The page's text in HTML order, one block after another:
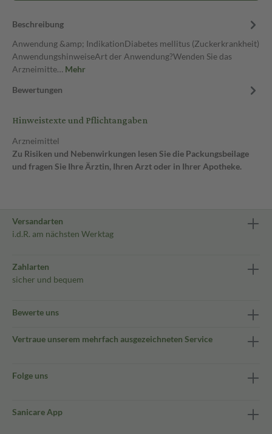
Beschreibung
Anwendung &amp; IndikationDiabetes mellitus (Zuckerkrankheit)
AnwendungshinweiseArt der Anwendung?Wenden Sie das
Arzneimitte… Mehr
Bewertungen
Hinweistexte und Pflichtangaben
Arzneimittel
Zu Risiken und Nebenwirkungen lesen Sie die Packungsbeilage
und fragen Sie Ihre Ärztin, Ihren Arzt oder in Ihrer Apotheke.
Versandarten
i.d.R. am nächsten Werktag
Zahlarten
sicher und bequem
Bewerte uns
Vertraue unserem mehrfach ausgezeichneten Service
Folge uns
Sanicare App